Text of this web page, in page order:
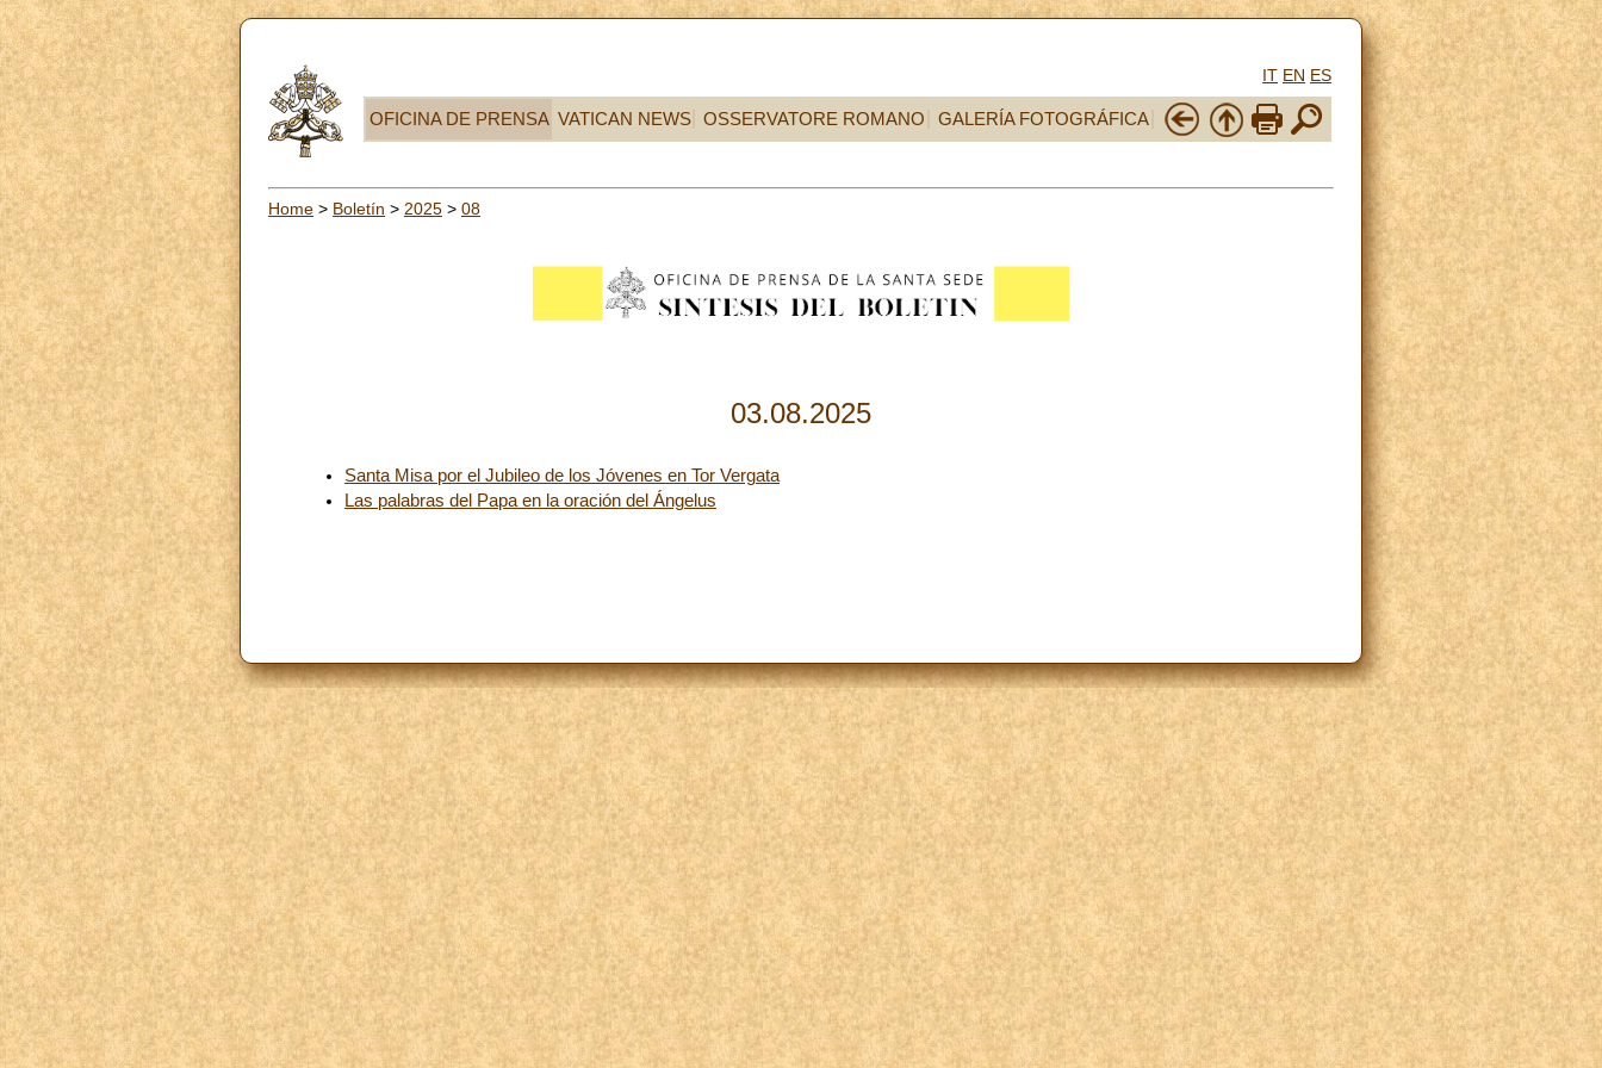
IT EN ES
OFICINA DE PRENSA VATICAN NEWS OSSERVATORE ROMANO GALERÍA FOTOGRÁFICA
Home > Boletín > 2025 > 08
03.08.2025
Santa Misa por el Jubileo de los Jóvenes en Tor Vergata
Las palabras del Papa en la oración del Ángelus